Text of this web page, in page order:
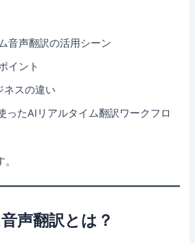
音声翻訳の活用シーン
イント
ネスの違い
ったAIリアルタイム翻訳ワークフロ
声翻訳とは？